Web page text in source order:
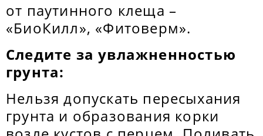
от паутинного клеща –
«БиоКилл», «Фитоверм».
Следите за увлажненностью
грунта:
Нельзя допускать пересыхания
грунта и образования корки